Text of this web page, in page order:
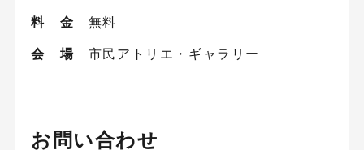
料 金 無料
会 場 市民アトリエ・ギャラリー
お問い合わせ